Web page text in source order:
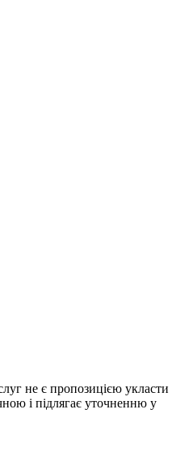
не є пропозицією укласти
і підлягає уточненню у